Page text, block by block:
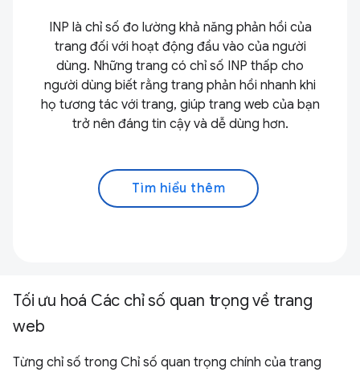
INP là chỉ số đo lường khả năng phản hồi của
trang đối với hoạt động đầu vào của người
dùng. Những trang có chỉ số INP thấp cho
người dùng biết rằng trang phản hồi nhanh khi
họ tương tác với trang, giúp trang web của bạn
trở nên đáng tin cậy và dễ dùng hơn.
Tìm hiểu thêm
Tối ưu hoá Các chỉ số quan trọng về trang
web
Từng chỉ số trong Chỉ số quan trọng chính của trang